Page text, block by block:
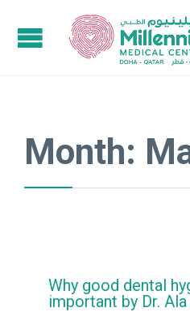
Month:
Why good dental
important by Dr.